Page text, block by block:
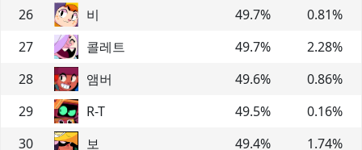
26
비 49.7% 0.81%
27
콜레트 49.7% 2.28%
28
앰버 49.6% 0.86%
29
R-T 49.5% 0.16%
30
보 49.4% 1.74%